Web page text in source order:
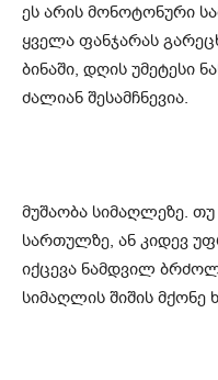
ეს არის მონოტონური
ყველა ფანჯარას
ბინაში, დღის უმეტესი
ძალიან შესამჩნევია.
მუშაობა სიმაღლეზე.
სართულზე, ან კიდევ
იქცევა ნამდვილ
სიმაღლის შიშის მქონე